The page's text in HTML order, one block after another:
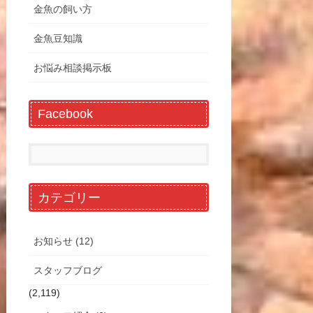
金魚の飼い方
金魚豆知識
お悩み相談掲示板
Facebook
カテゴリー
お知らせ (12)
スタッフブログ
(2,119)